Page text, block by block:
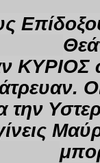
ΚΥΡΙΟΣ
την